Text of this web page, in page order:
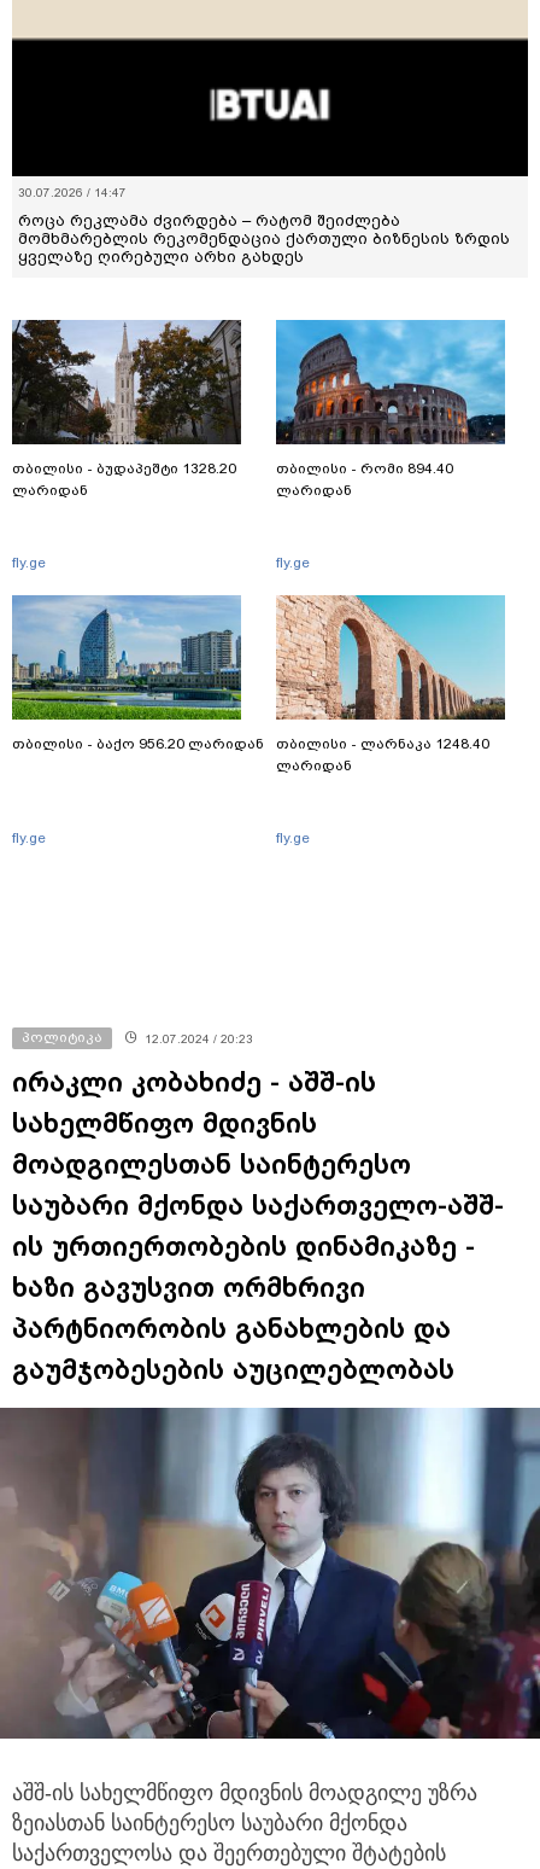
30.07.2026 / 14:47
როცა რეკლამა ძვირდება – რატომ შეიძლება
მომხმარებლის რეკომენდაცია ქართული ბიზნესის ზრდის
ყველაზე ღირებული არხი გახდეს
თბილისი - ბუდაპეშტი 1328.20
ლარიდან
fly.ge
თბილისი - ბაქო 956.20 ლარიდან
fly.ge
თბილისი - რომი 894.40
ლარიდან
fly.ge
თბილისი - ლარნაკა 1248.40
ლარიდან
fly.ge
პოლიტიკა 12.07.2024 / 20:23
ირაკლი კობახიძე - აშშ-ის
სახელმწიფო მდივნის
მოადგილესთან საინტერესო
საუბარი მქონდა საქართველო-აშშ-
ის ურთიერთობების დინამიკაზე -
ხაზი გავუსვით ორმხრივი
პარტნიორობის განახლების და
გაუმჯობესების აუცილებლობას
აშშ-ის სახელმწიფო მდივნის მოადგილე უზრა
ზეიასთან საინტერესო საუბარი მქონდა
საქართველოსა და შეერთებული შტატების